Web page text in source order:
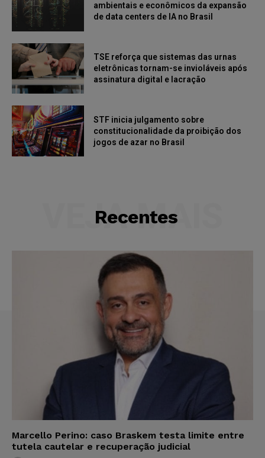
ambientais e econômicos da expansão
de data centers de IA no Brasil
TSE reforça que sistemas das urnas
eletrônicas tornam-se invioláveis após
assinatura digital e lacração
STF inicia julgamento sobre
constitucionalidade da proibição dos
jogos de azar no Brasil
Recentes
VEJA MAIS
Marcello Perino: caso Braskem testa limite entre
tutela cautelar e recuperação judicial